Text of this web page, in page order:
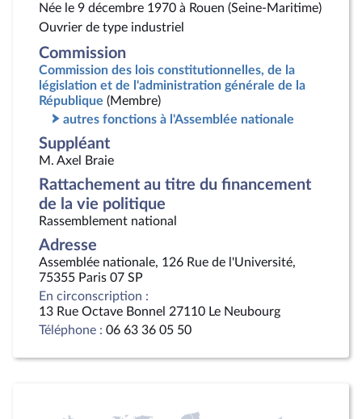
Née le 9 décembre 1970 à Rouen (Seine-Maritime)
Ouvrier de type industriel
Commission
Commission des lois constitutionnelles, de la
législation et de l'administration générale de la
République (Membre)
autres fonctions à l'Assemblée nationale
Suppléant
M. Axel Braie
Rattachement au titre du financement
de la vie politique
Rassemblement national
Adresse
Assemblée nationale, 126 Rue de l'Université,
75355 Paris 07 SP
En circonscription :
13 Rue Octave Bonnel 27110 Le Neubourg
Téléphone : 06 63 36 05 50